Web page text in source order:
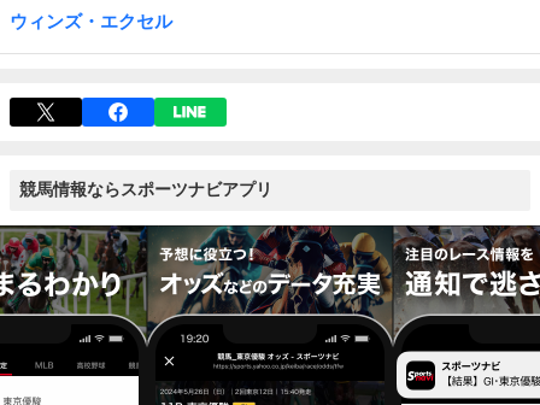
ウィンズ・エクセル
競馬情報ならスポーツナビアプリ